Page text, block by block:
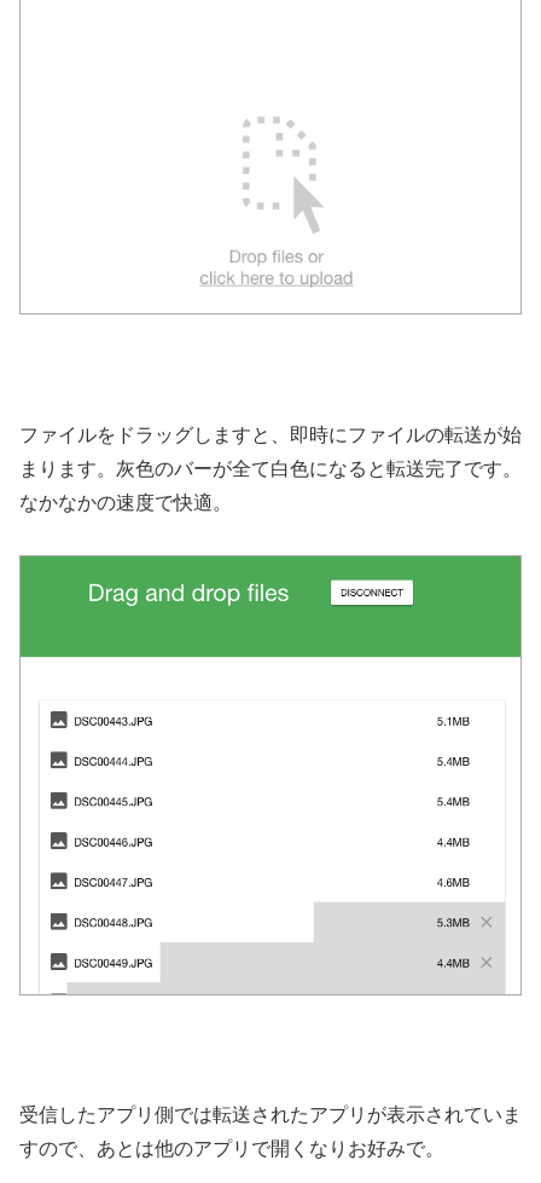
ファイルをドラッグしますと、即時にファイルの転送が始
まります。灰色のバーが全て白色になると転送完了です。
なかなかの速度で快適。
受信したアプリ側では転送されたアプリが表示されていま
すので、あとは他のアプリで開くなりお好みで。